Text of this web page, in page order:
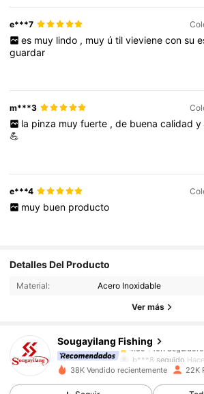
e***7
es muy lindo , muy ú til vieviene con su
guardar
m***3
la pinza muy fuerte , de buena calidad y
💪
e***4
muy buen producto
Detalles Del Producto
Material: Acero Inoxidable
Ver más
Sougayilang Fishing
4.89
10K Seguidores
b***8 seguido
4.89
10K
10K Seguidores
38K Vendido recientemente 22K